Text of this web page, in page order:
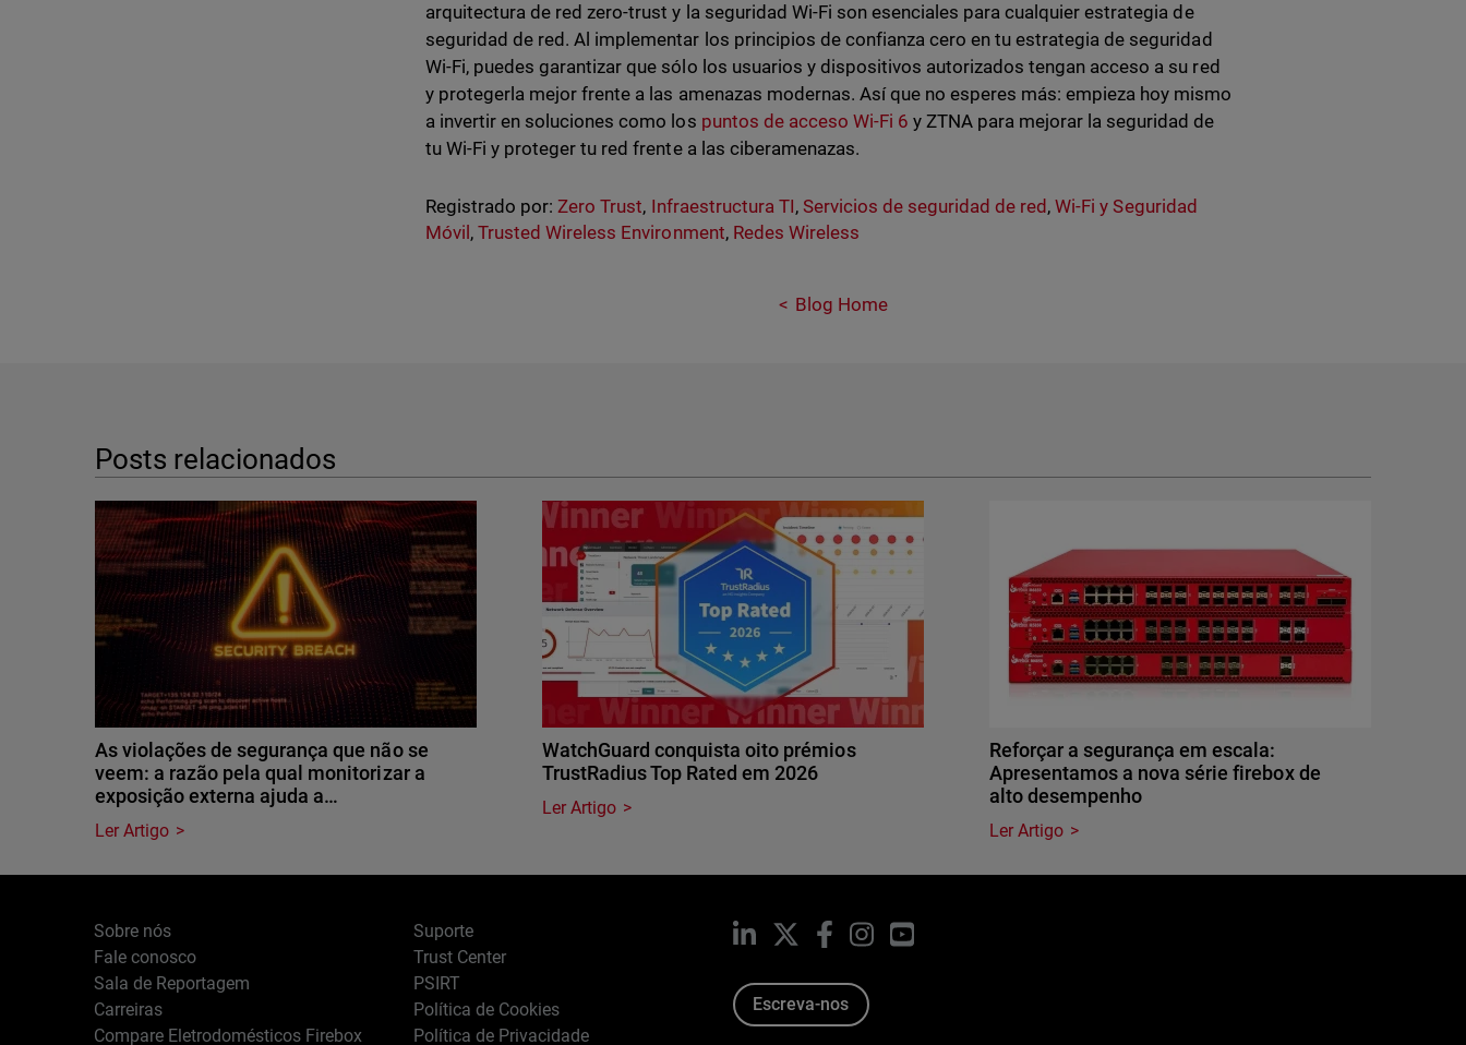
arquitectura de red zero-trust y la seguridad Wi-Fi son esenciales para cualquier estrategia de
seguridad de red. Al implementar los principios de confianza cero en tu estrategia de seguridad
Wi-Fi, puedes garantizar que sólo los usuarios y dispositivos autorizados tengan acceso a su red
y protegerla mejor frente a las amenazas modernas. Así que no esperes más: empieza hoy mismo
a invertir en soluciones como los puntos de acceso Wi-Fi 6 y ZTNA para mejorar la seguridad de
tu Wi-Fi y proteger tu red frente a las ciberamenazas.
Registrado por: Zero Trust, Infraestructura TI, Servicios de seguridad de red ,Wi-Fi y Seguridad
Móvil ,Trusted Wireless Environment, Redes Wireless
Blog Home
Posts relacionados
As violações de segurança que não se
veem: a razão pela qual monitorizar a
exposição externa ajuda a…
Ler Artigo
WatchGuard conquista oito prémios
TrustRadius Top Rated em 2026
Ler Artigo
Reforçar a segurança em escala:
Apresentamos a nova série firebox de
alto desempenho
Ler Artigo
Sobre nós
Fale conosco
Sala de Reportagem
Carreiras
Compare Eletrodomésticos Firebox
Suporte
Trust Center
PSIRT
Política de Cookies
Política de Privacidade
LinkedIn Facebook
InstagramYouTube
Escreva-nos